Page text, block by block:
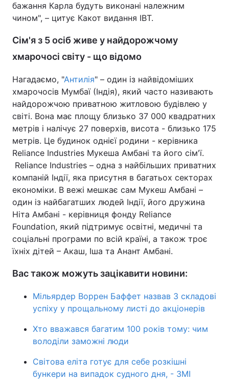
бажання Карла будуть виконані належним
чином", – цитує Какот видання IBT.
Сім'я з 5 осіб живе у найдорожчому
хмарочосі світу - що відомо
Нагадаємо, "Антилія" – один із найвідоміших
хмарочосів Мумбаї (Індія), який часто називають
найдорожчою приватною житловою будівлею у
світі. Вона має площу близько 37 000 квадратних
метрів і налічує 27 поверхів, висота - близько 175
метрів. Це будинок однієї родини - керівника
Reliance Industries Мукеша Амбані та його сім'ї.
Reliance Industries – одна з найбільших приватних
компаній Індії, яка присутня в багатьох секторах
економіки. В вежі мешкає сам Мукеш Амбані –
один із найбагатших людей Індії, його дружина
Ніта Амбані - керівниця фонду Reliance
Foundation, який підтримує освітні, медичні та
соціальні програми по всій країні, а також троє
їхніх дітей – Акаш, Іша та Анант Амбані.
Вас також можуть зацікавити новини:
Мільярдер Воррен Баффет назвав 3 складові
успіху у прощальному листі до акціонерів
Хто вважався багатим 100 років тому: чим
володіли заможні люди
Світова еліта готує для себе розкішні
бункери на випадок судного дня, - ЗМІ